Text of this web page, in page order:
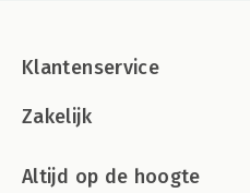
Klantenservice
Zakelijk
Altijd op de hoogte